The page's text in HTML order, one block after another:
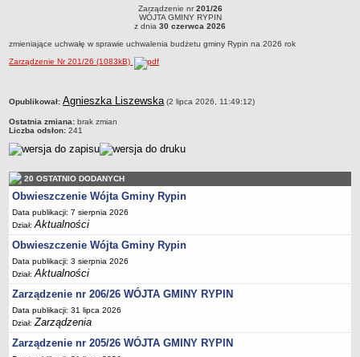
Związki i stowarzyszenia
Rejestr zbiorów danych osobowych
Rejestr instytucji kultury
RODO Klauzule informacyjne
URZĄD GMINY
Dane teleadresowe
Tabela informacyjna
Czas pracy urzędu
Nr konta bankowego, NIP, REGON
Pracownicy urzędu - urząd gminy
Pracownicy urzędu - baza magazynowo - warsztatowa
Kompetencje referatów
Regulamin organizacyjny
Zarządzenie nr 201/26WÓJTA GMINY RYPINz dnia 30 czerwca 2026zmieniające
uchwałę w sprawie uchwalenia budżetu gminy Rypin na 2026 rok
Zarządzenie nr201/26
WÓJTA GMINY RYPIN
z dnia 30 czerwca 2026
zmieniające uchwałę w sprawie uchwalenia budżetu gminy Rypin na 2026 rok
Zarządzenie Nr 201/26 (1083kB)
Opublikował: Agnieszka Liszewska (2 lipca 2026, 11:49:12)
Ostatnia zmiana: brak zmian
Liczba odsłon: 241
20 OSTATNIO DODANYCH
Obwieszczenie Wójta Gminy Rypin
Data publikacji: 7 sierpnia 2026
Dział:Aktualności
Obwieszczenie Wójta Gminy Rypin
Data publikacji: 3 sierpnia 2026
Dział:Aktualności
Zarządzenie nr 206/26 WÓJTA GMINY RYPIN
Data publikacji: 31 lipca 2026
Dział:Zarządzenia
Zarządzenie nr 205/26 WÓJTA GMINY RYPIN